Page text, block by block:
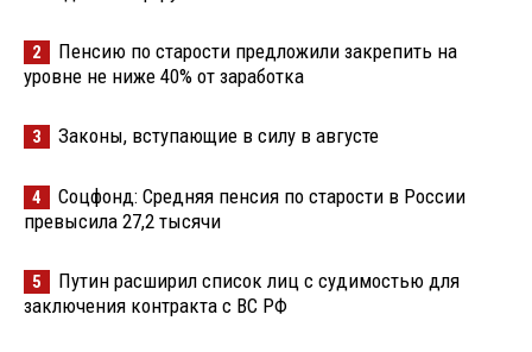
2
Пенсию по старости предложили закрепить на
уровне не ниже 40% от заработка
3 Законы, вступающие в силу в августе
4
Соцфонд: Средняя пенсия по старости в России
превысила 27,2 тысячи
5
Путин расширил список лиц с судимостью для
заключения контракта с ВС РФ